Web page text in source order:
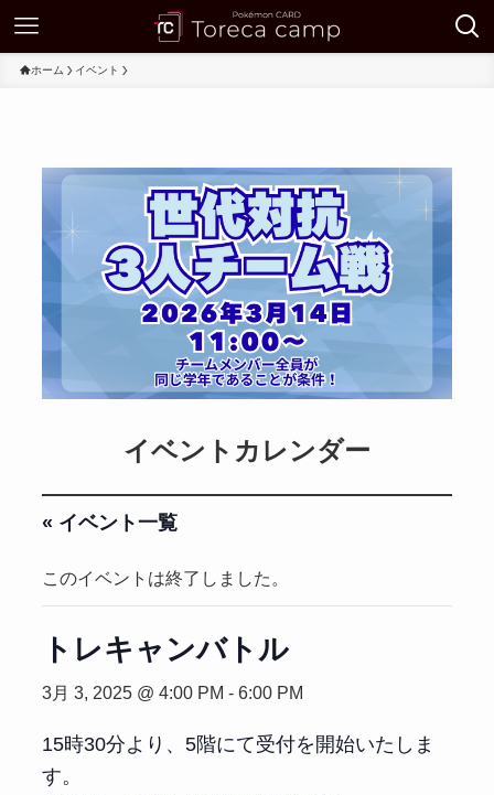
ホーム イベント
イベントカレンダー
« イベント一覧
このイベントは終了しました。
トレキャンバトル
3月 3, 2025 @ 4:00 PM - 6:00 PM
15時30分より、5階にて受付を開始いたしま
す。